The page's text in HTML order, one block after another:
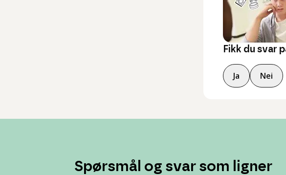
Fikk du svar
Ja Nei
Spørsmål og svar som ligner